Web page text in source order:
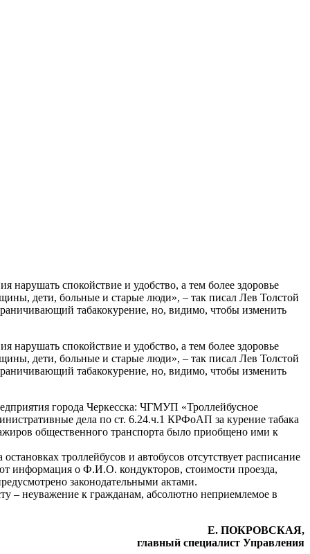
нарушать спокойствие и удобство, а тем более здоровье
дети, больные и старые люди», – так писал Лев Толстой
табакокурение, но, видимо, чтобы изменить
нарушать спокойствие и удобство, а тем более здоровье
дети, больные и старые люди», – так писал Лев Толстой
табакокурение, но, видимо, чтобы изменить
города Черкесска: ЧГМУП «Троллейбусное
дела по ст. 6.24.ч.1 КРФоАП за курение табака
общественного транспорта было приобщено ими к
троллейбусов и автобусов отсутствует расписание
информация о Ф.И.О. кондукторов, стоимости проезда,
законодательными актами.
– неуважение к гражданам, абсолютно неприемлемое в
Е. ПОКРОВСКАЯ,
главный специалист Управления